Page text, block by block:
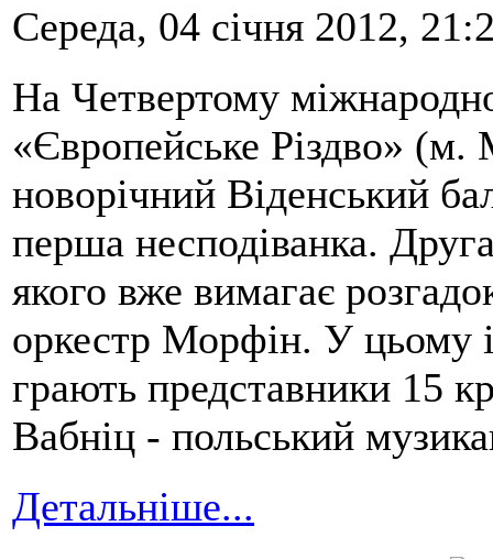
Середа, 04 січня 2012,
На Четвертому
«Європейське Різдво» (м.
новорічний Віденський
перша несподіванка.
якого вже вимагає
оркестр Морфін. У цьому
грають представники 15
Вабніц - польський
Детальніше...